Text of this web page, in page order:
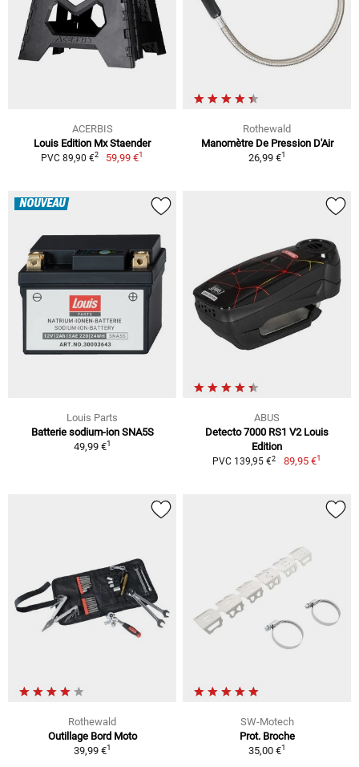
ACERBIS
Louis Edition Mx Staender
PVC 89,90 €2 59,99 €1
Rothewald
Manomètre De Pression D'Air
26,99 €1
NOUVEAU
Louis Parts
Batterie sodium-ion SNA5S
49,99 €1
ABUS
Detecto 7000 RS1 V2 Louis
Edition
PVC 139,95 €2 89,95 €1
Rothewald
Outillage Bord Moto
39,99 €1
SW-Motech
Prot. Broche
35,00 €1